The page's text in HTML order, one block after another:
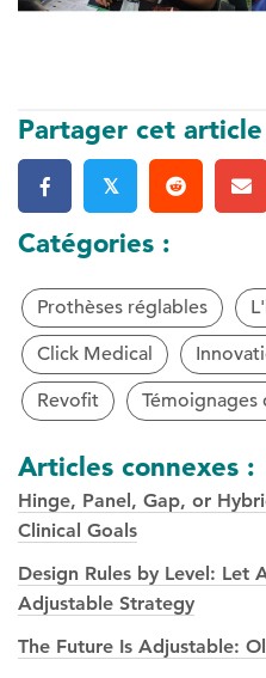
Partager cet article
𝕏
Catégories :
Prothèses réglables
Click Medical
Revofit
Témoignages
Articles connexes :
Hinge, Panel, Gap, or
Clinical Goals
Design Rules by Level: Let
Adjustable Strategy
The Future Is Adjustable: